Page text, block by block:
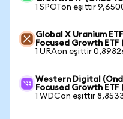
1 SPOTon eşittir
Global X Uranium
Focused Growth
1 URAon eşittir
Western Digital
Focused Growth
1 WDCon eşittir